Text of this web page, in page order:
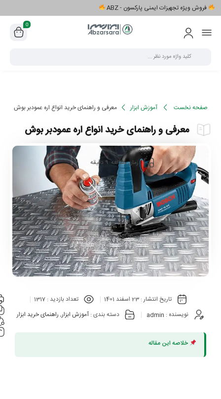
فروش ویژه تجهیزات ایمنی پارکسون - ABZ
0
صفحه نخست آموزش ابزار معرفی و راهنمای خرید انواع اره عمودبر بوش
معرفی و راهنمای خرید انواع اره عمودبر بوش
زمان مطالعه 9 دقیقه
تاریخ انتشار :23 اسفند 1401 تعداد بازدید :1317
نویسنده : admin دسته بندی : آموزش ابزار, راهنمای خرید ابزار
خلاصه این مقاله